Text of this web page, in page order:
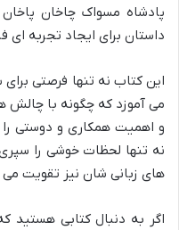
پادشاه مسواک چاخان
داستان برای ایجاد تجربه
این کتاب نه تنها فرصتی
می آموزد که چگونه با چالش
و اهمیت همکاری و دوستی را
نه تنها لحظات خوشی را
های زبانی شان نیز تقویت